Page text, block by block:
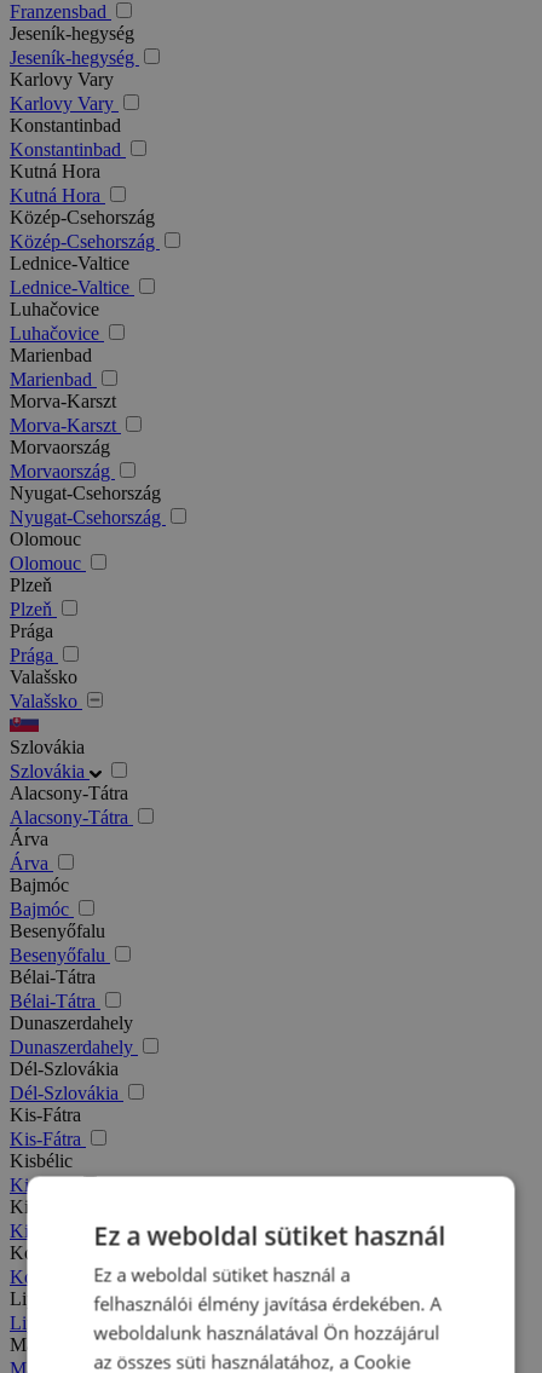
Franzensbad
Jeseník-hegység
Jeseník-hegység
Karlovy Vary
Karlovy Vary
Konstantinbad
Konstantinbad
Kutná Hora
Kutná Hora
Közép-Csehország
Közép-Csehország
Lednice-Valtice
Lednice-Valtice
Luhačovice
Luhačovice
Marienbad
Marienbad
Morva-Karszt
Morva-Karszt
Morvaország
Morvaország
Nyugat-Csehország
Nyugat-Csehország
Olomouc
Olomouc
Plzeň
Plzeň
Prága
Prága
Valašsko
Valašsko
Szlovákia
Szlovákia
Alacsony-Tátra
Alacsony-Tátra
Árva
Árva
Bajmóc
Bajmóc
Besenyőfalu
Besenyőfalu
Bélai-Tátra
Bélai-Tátra
Dunaszerdahely
Dunaszerdahely
Dél-Szlovákia
Dél-Szlovákia
Kis-Fátra
Kis-Fátra
Kisbélic
Kisbélic
Kiszucai-Beszkidek
Kiszucai-Beszkidek
Komárno
Komárno
Liptó
Liptó
Magas-Tátra
Ez a weboldal sütiket használ
Ez a weboldal sütiket használ a
felhasználói élmény javítása érdekében. A
weboldalunk használatával Ön hozzájárul
az összes süti használatához, a Cookie